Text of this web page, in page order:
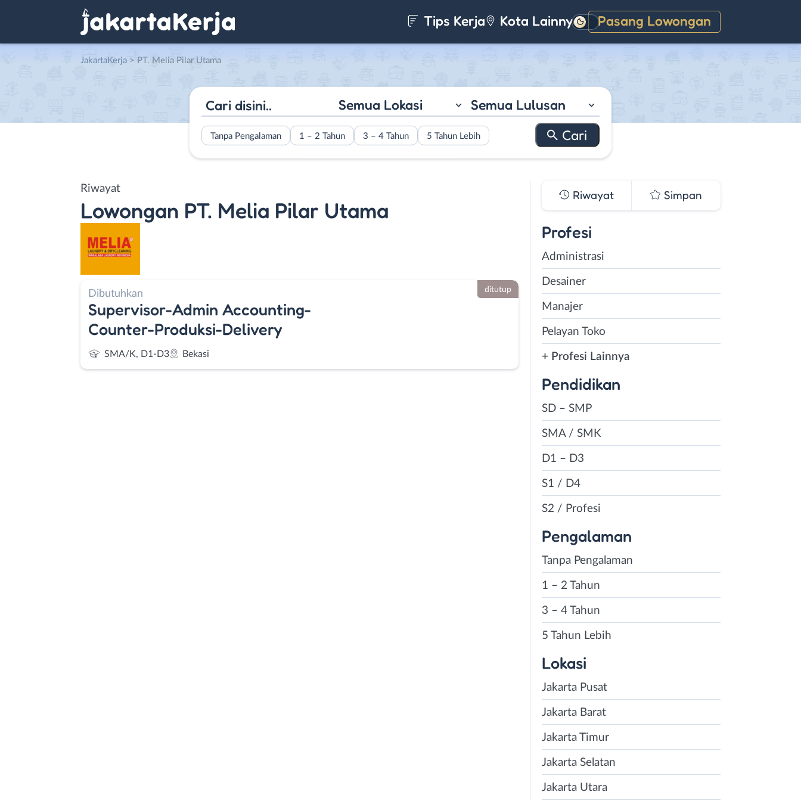
Tips Kerja Kota Lainnya Pasang Lowongan
Gelap
JakartaKerja > PT. Melia Pilar Utama
Semua Lokasi Semua Lulusan
Tanpa Pengalaman 1 – 2 Tahun 3 – 4 Tahun 5 Tahun Lebih
Riwayat
Lowongan PT. Melia Pilar Utama
Dibutuhkan
Supervisor-Admin Accounting-
Counter-Produksi-Delivery
SMA/K, D1-D3 Bekasi
ditutup
Riwayat Simpan
Profesi
Administrasi
Desainer
Manajer
Pelayan Toko
+ Profesi Lainnya
Pendidikan
SD – SMP
SMA / SMK
D1 – D3
S1 / D4
S2 / Profesi
Pengalaman
Tanpa Pengalaman
1 – 2 Tahun
3 – 4 Tahun
5 Tahun Lebih
Lokasi
Jakarta Pusat
Jakarta Barat
Jakarta Timur
Jakarta Selatan
Jakarta Utara